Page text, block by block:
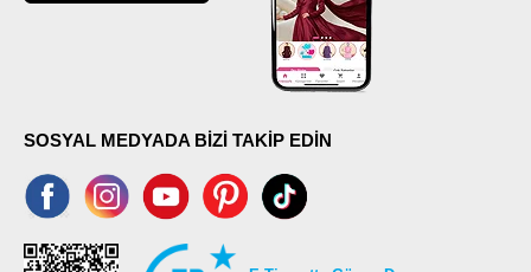
SOSYAL MEDYADA BİZİ TAKİP EDİN